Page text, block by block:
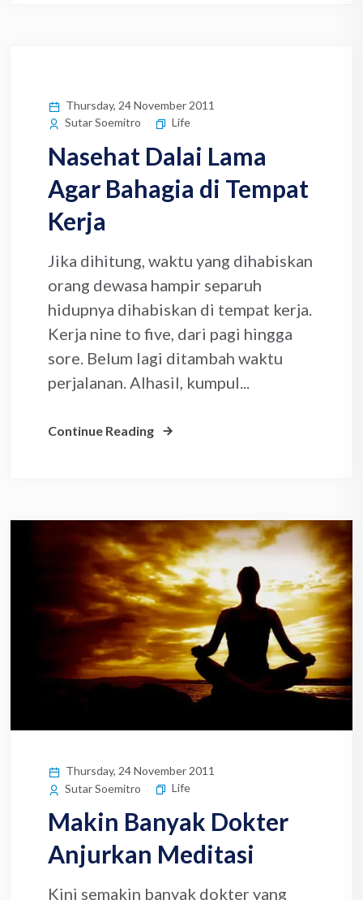
Thursday, 24 November 2011
Sutar Soemitro
Life
Nasehat Dalai Lama
Agar Bahagia di Tempat
Kerja
Jika dihitung, waktu yang dihabiskan
orang dewasa hampir separuh
hidupnya dihabiskan di tempat kerja.
Kerja nine to five, dari pagi hingga
sore. Belum lagi ditambah waktu
perjalanan. Alhasil, kumpul...
Continue Reading
Thursday, 24 November 2011
Sutar Soemitro
Life
Makin Banyak Dokter
Anjurkan Meditasi
Kini semakin banyak dokter yang